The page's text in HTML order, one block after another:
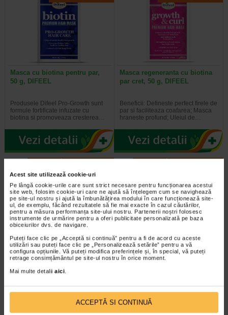
Acest site utilizează cookie-uri
Pe lângă cookie-urile care sunt strict necesare pentru funcționarea acestui
site web, folosim cookie-uri care ne ajută să înțelegem cum se navighează
pe site-ul nostru și ajută la îmbunătățirea modului în care funcționează site-
ul, de exemplu, făcând rezultatele să fie mai exacte în cazul căutărilor,
pentru a măsura performanța site-ului nostru. Partenerii noștri folosesc
instrumente de urmărire pentru a oferi publicitate personalizată pe baza
obiceiurilor dvs. de navigare.
Puteți face clic pe „Acceptă si continuă” pentru a fi de acord cu aceste
utilizări sau puteți face clic pe „Personalizează setările” pentru a vă
configura opțiunile. Vă puteți modifica preferințele și, în special, vă puteți
retrage consimțământul pe site-ul nostru în orice moment.
Mai multe detalii aici
ACCEPTĂ SI CONTINUĂ
Masca cu biotina pentru par,
50 g, DIFEEL
Produsele Difeel Pro-Growth sunt
formule fortificate infuzate cu
biotina si promoveaza cresterea…
Masca regeneranta cu biotina
par cret, 50 g, DIFEEL
Beneficii: Defineste perfect firele de
par si faciliteaza coafarea; Masca
hraneste profund; Uleiul de…
GH3 Derma + Sampon
anticadere, 200 ml…
Stresul, alimentatia deficitara,
treptat, in timp, la caderea parului…
Tratament anticadere GH3
Derma+, 12 fiole, GEROVITAL
se adreseaza oricarui tip de par…